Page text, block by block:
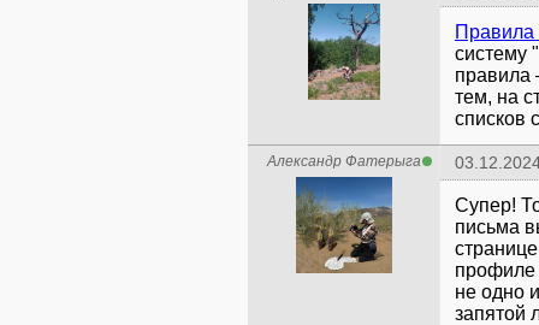
систему
правила
тем, на
списков
Александр Фатерыга
Супер!
письма
профиле
не одно
запятой